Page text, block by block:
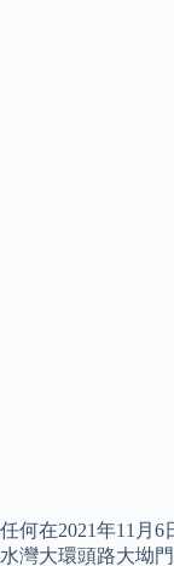
任何在2021年11月
水灣大環頭路大坳